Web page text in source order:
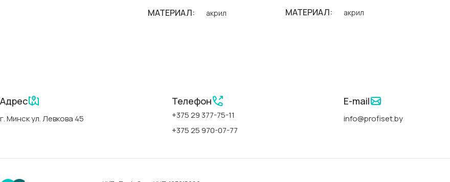
МАТЕРИАЛ акрил
АРТИКУЛ 00300
СТРАНА Польша
МАТЕРИАЛ акрил
00291
ЦВЕТ
Адрес
г. Минск ул. Левкова 45
Телефон
+375 29 377-75-11
+375 25 970-07-77
E-mail
info@profiset.by